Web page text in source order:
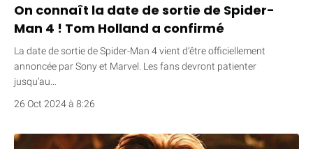
On connaît la date de sortie de Spider-
Man 4 ! Tom Holland a confirmé
La date de sortie de Spider-Man 4 vient d’être officiellement
annoncée par Sony et Marvel. Les fans devront patienter
jusqu’au…
26 Oct 2024 à 8:26